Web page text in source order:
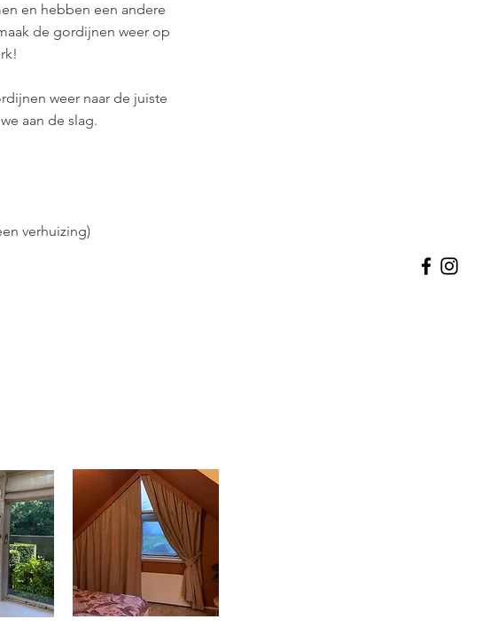
en hebben een andere
de gordijnen weer op
weer naar de juiste
aan de slag.
verhuizing)